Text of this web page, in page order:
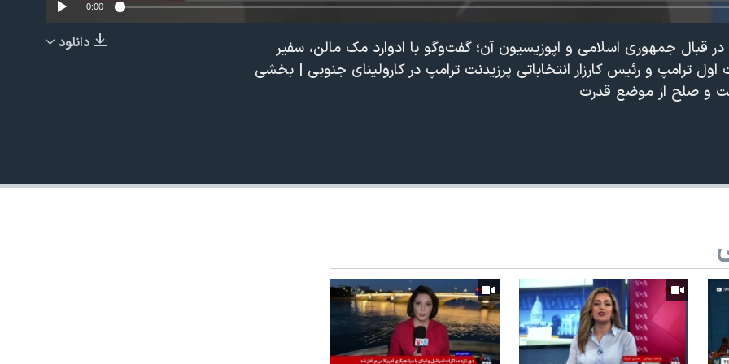
EMBED
720p
1080p
0:00
دانلود
قبال جمهوری اسلامی و اپوزیسیون آن؛ گفت‌وگو با ادوارد مک مالن، سفیر
ترامپ و رئیس کارزار انتخاباتی پرزیدنت ترامپ در کارولینای جنوبی | بخشی
و صلح از موضع قدرت